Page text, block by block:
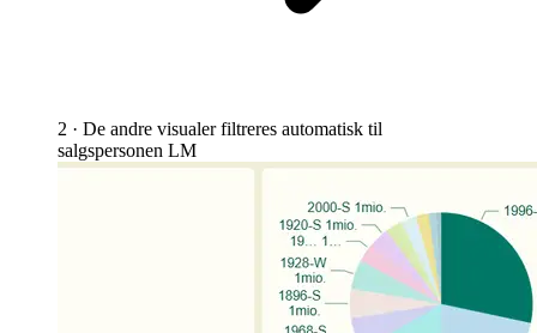
2 · De andre visualer filtreres automatisk til
salgspersonen LM